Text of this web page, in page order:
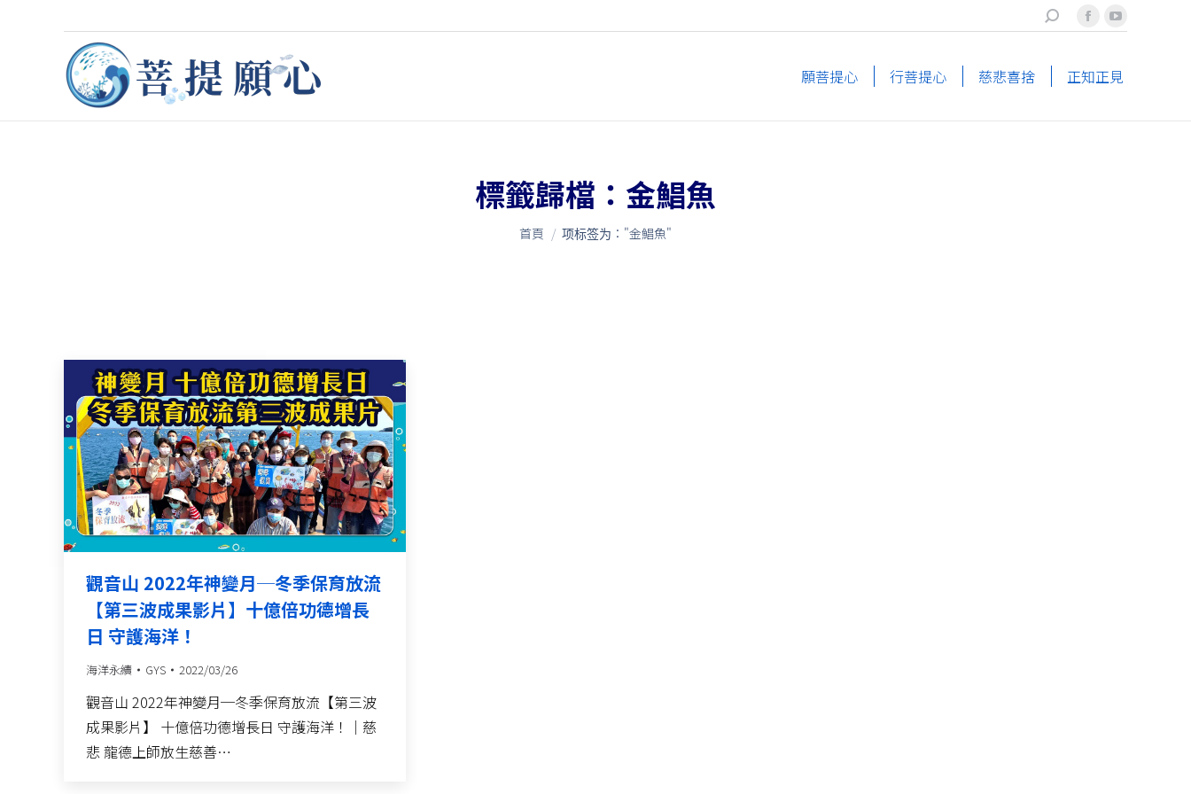
搜
索
Facebook
opens
YouTube
opens
願菩提心 行菩提心 慈悲喜捨 正知正見
標籤歸檔： 金鯧魚
您在這裡：
首頁 项标签为："金鯧魚"
觀音山 2022年神變月─冬季保育放流
【第三波成果影片】十億倍功德增長
日 守護海洋！
海洋永續 GYS 2022/03/26
觀音山 2022年神變月─冬季保育放流【第三波
成果影片】 十億倍功德增長日 守護海洋！｜慈
悲 龍德上師放生慈善…